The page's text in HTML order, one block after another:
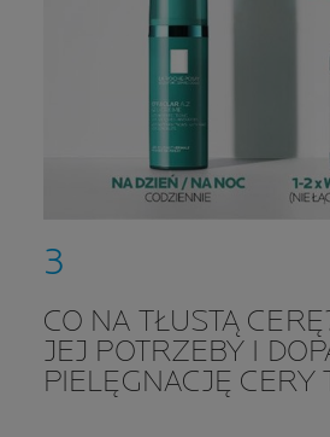
CO NA TŁUSTĄ
JEJ POTRZEBY I
PIELĘGNACJĘ CERY